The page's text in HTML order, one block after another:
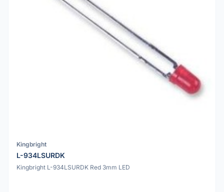
Kingbright
L-934LSURDK
Kingbright L-934LSURDK Red 3mm LED